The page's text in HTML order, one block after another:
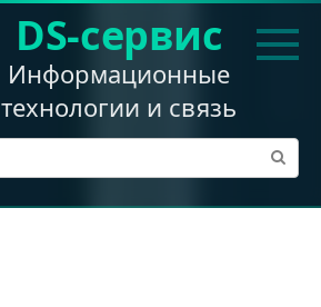
DS-сервис
Информационные
технологии и связь